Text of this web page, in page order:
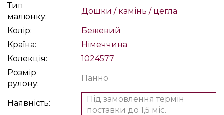
Тип
малюнку:
Дошки / камінь / цегла
Колір:
Бежевий
Країна:
Німеччина
Колекція:
1024577
Розмір
рулону:
Панно
Наявність:
Під замовлення термін
поставки до 1,5 міс.